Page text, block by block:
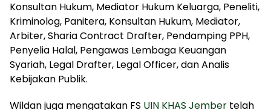
Konsultan Hukum, Mediator Hukum Keluarga, Peneliti,
Kriminolog, Panitera, Konsultan Hukum, Mediator,
Arbiter, Sharia Contract Drafter, Pendamping PPH,
Penyelia Halal, Pengawas Lembaga Keuangan
Syariah, Legal Drafter, Legal Officer, dan Analis
Kebijakan Publik.
Wildan juga mengatakan FS UIN KHAS Jember telah